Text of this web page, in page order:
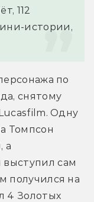
112
истории,
по
снятому
Одну
Томпсон
а
сам
получился на
4 Золотых